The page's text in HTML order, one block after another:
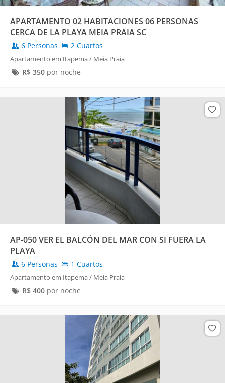
APARTAMENTO 02 HABITACIONES 06 PERSONAS
CERCA DE LA PLAYA MEIA PRAIA SC
6 Personas 2 Cuartos
Apartamento em Itapema / Meia Praia
R$ 350por noche
AP-050 VER EL BALCÓN DEL MAR CON SI FUERA LA
PLAYA
6 Personas 1 Cuartos
Apartamento em Itapema / Meia Praia
R$ 400por noche